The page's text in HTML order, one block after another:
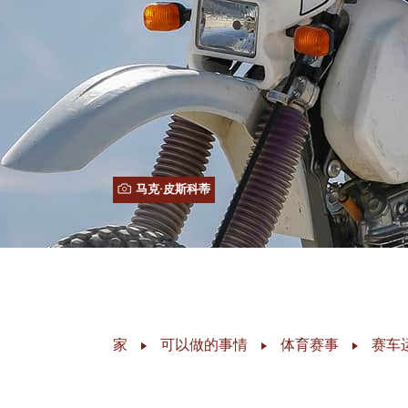
马克·皮斯科蒂
家 可以做的事情 体育赛事 赛车